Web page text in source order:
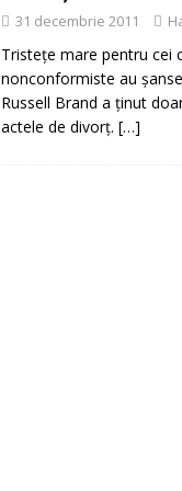
Invitaţie la expoziţie în Reşiţa!
31 decembrie 2011
Tristețe mare pentru cei
nonconformiste au
Russell Brand a ținut
actele de divorț. […]